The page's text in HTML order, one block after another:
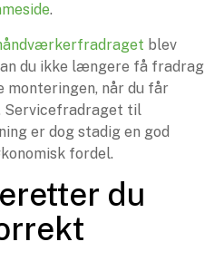
.
blev
du ikke længere få fradrag
monteringen, når du får
Servicefradraget til
er dog stadig en god
fordel.
du